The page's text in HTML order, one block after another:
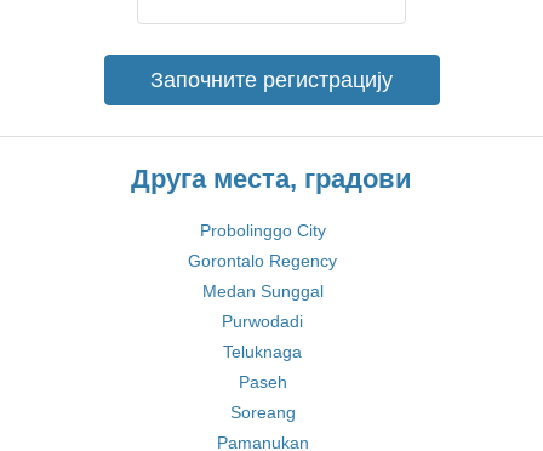
Започните регистрацију
Друга места, градови
Probolinggo City
Gorontalo Regency
Medan Sunggal
Purwodadi
Teluknaga
Paseh
Soreang
Pamanukan